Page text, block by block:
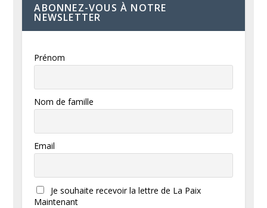
ABONNEZ-VOUS À NOTRE
NEWSLETTER
Prénom
Nom de famille
Email
Je souhaite recevoir la lettre de La Paix
Maintenant